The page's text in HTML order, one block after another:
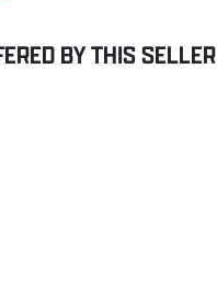
BY THIS SELLER